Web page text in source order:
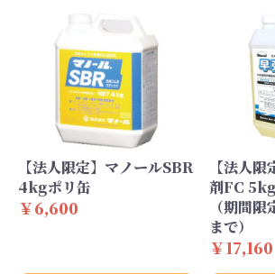
【法人限定】マノールSBR
4kgポリ缶
￥6,600
【法人
剤FC
（期間
まで）
￥17,160